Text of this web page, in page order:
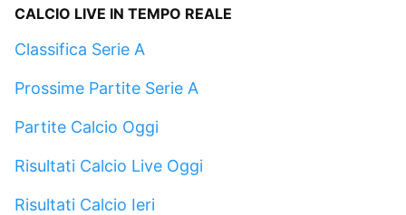
CALCIO LIVE IN TEMPO REALE
Classifica Serie A
Prossime Partite Serie A
Partite Calcio Oggi
Risultati Calcio Live Oggi
Risultati Calcio Ieri